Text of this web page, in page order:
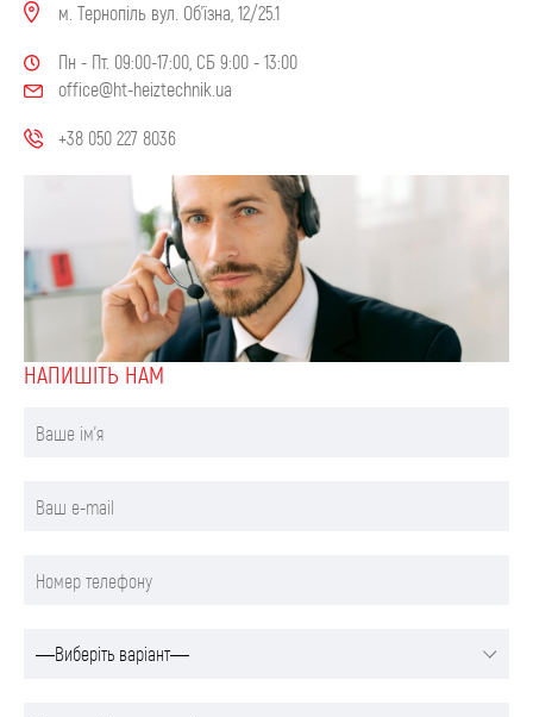
м. Тернопіль вул. Об'їзна, 12/25.1
Пн - Пт. 09:00-17:00, СБ 9:00 - 13:00
office@ht-heiztechnik.ua
+38 050 227 8036
НАПИШIТЬ НАМ